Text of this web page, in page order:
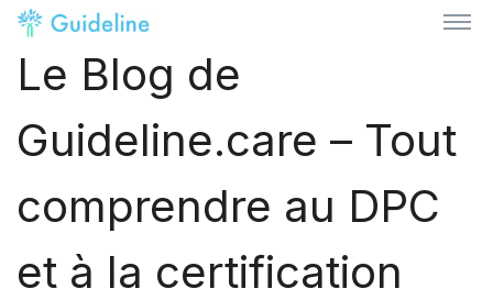
Le Blog de
Guideline.care – Tout
comprendre au DPC
et à la certification